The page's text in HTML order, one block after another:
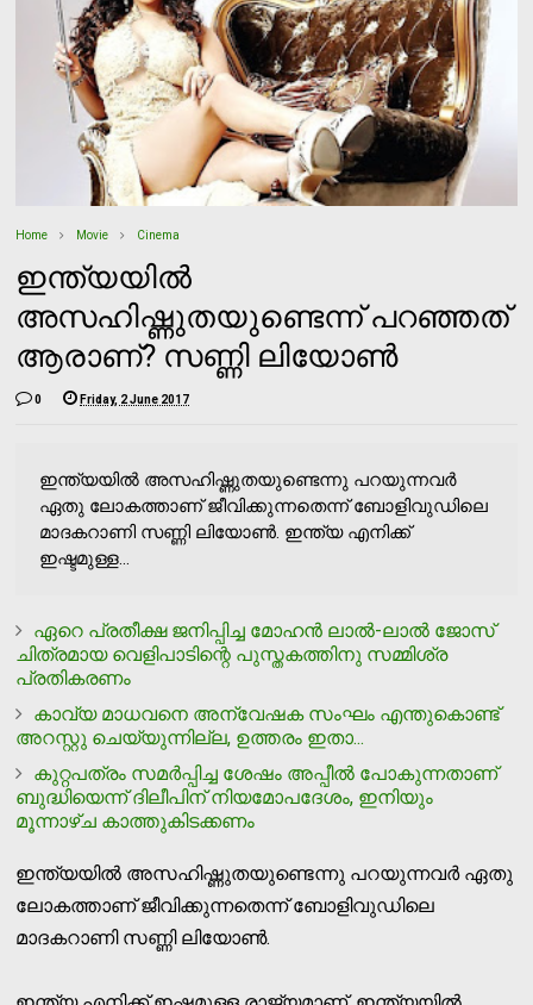
Home Movie Cinema
ഇന്ത്യയില്‍
അസഹിഷ്ണുതയുണ്ടെന്ന് പറഞ്ഞത്
ആരാണ്? സണ്ണി ലിയോണ്‍
0 Friday, 2 June 2017
ഇന്ത്യയില്‍ അസഹിഷ്ണുതയുണ്ടെന്നു പറയുന്നവര്‍
ഏതു ലോകത്താണ് ജീവിക്കുന്നതെന്ന് ബോളിവുഡിലെ
മാദകറാണി സണ്ണി ലിയോണ്‍. ഇന്ത്യ എനിക്ക്
ഇഷ്ടമുള്ള...
ഏറെ പ്രതീക്ഷ ജനിപ്പിച്ച മോഹന്‍ ലാല്‍-ലാല്‍ ജോസ്
ചിത്രമായ വെളിപാടിന്റെ പുസ്തകത്തിനു സമ്മിശ്ര
പ്രതികരണം
കാവ്യ മാധവനെ അന്വേഷക സംഘം എന്തുകൊണ്ട്
അറസ്റ്റു ചെയ്യുന്നില്ല, ഉത്തരം ഇതാ...
കുറ്റപത്രം സമര്‍പ്പിച്ച ശേഷം അപ്പീല്‍ പോകുന്നതാണ്
ബുദ്ധിയെന്ന് ദിലീപിന് നിയമോപദേശം, ഇനിയും
മൂന്നാഴ്ച കാത്തുകിടക്കണം
ഇന്ത്യയില്‍ അസഹിഷ്ണുതയുണ്ടെന്നു പറയുന്നവര്‍ ഏതു
ലോകത്താണ് ജീവിക്കുന്നതെന്ന് ബോളിവുഡിലെ
മാദകറാണി സണ്ണി ലിയോണ്‍.